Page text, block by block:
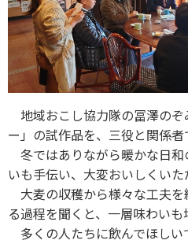
地域おこし協力隊の冨澤の
ー」の試作品を、三役と関係者
冬ではありながら暖かな日
いも手伝い、大変おいしくいた
大麦の収穫から様々な工夫
る過程を聞くと、一層味わいも
多くの人たちに飲んでほしい